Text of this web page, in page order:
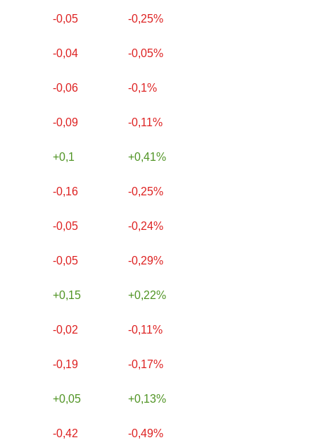
-0,05 -0,25%
-0,04 -0,05%
-0,06 -0,1%
-0,09 -0,11%
0,1 0,41%
-0,16 -0,25%
-0,05 -0,24%
-0,05 -0,29%
0,15 0,22%
-0,02 -0,11%
-0,19 -0,17%
0,05 0,13%
-0,42 -0,49%